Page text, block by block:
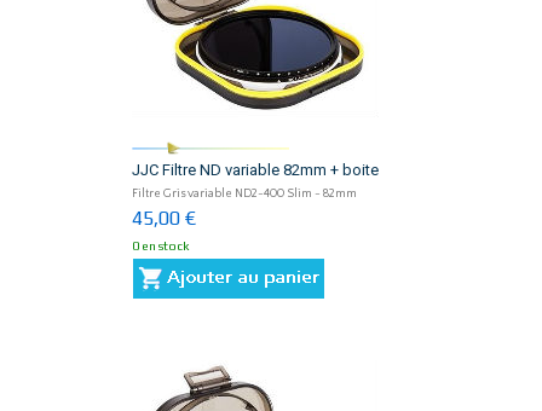
JJC Filtre ND variable 82mm + boite
Filtre Gris variable ND2-400 Slim - 82mm
45,00 €
0 en stock